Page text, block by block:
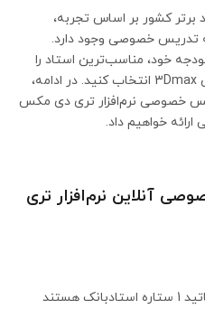
برتر کشور بر اساس تجربه،
تدریس خصوصی وجود دارد.
خود، مناسب‌ترین استاد را
برای یادگیری نرم‌افزار تری دی مکس 3Dmax انتخاب کنید. در ادامه،
خصوصی نرم‌افزار تری دی مکس
آنلاین نرم‌افزار تری
استاد ماندگاریان از اساتید 1 ستاره استادبانک هستند